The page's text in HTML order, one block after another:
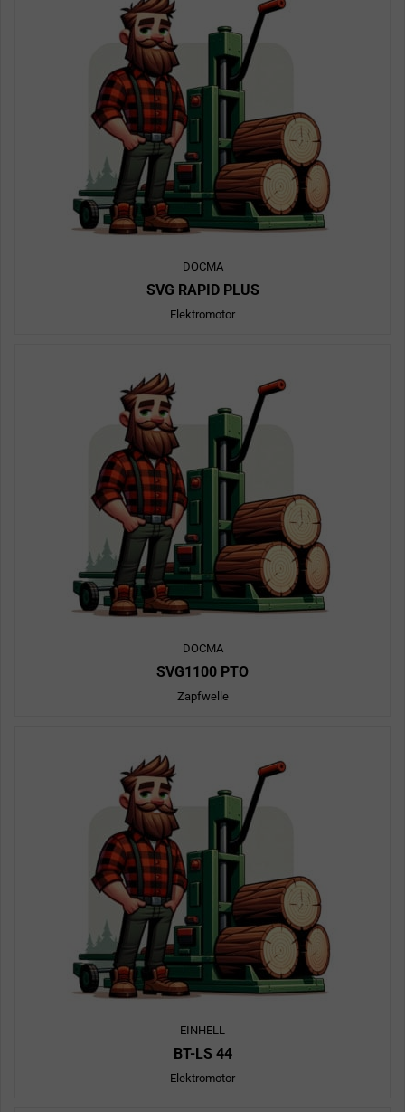
DOCMA
SVG RAPID PLUS
Elektromotor
DOCMA
SVG1100 PTO
Zapfwelle
EINHELL
BT-LS 44
Elektromotor